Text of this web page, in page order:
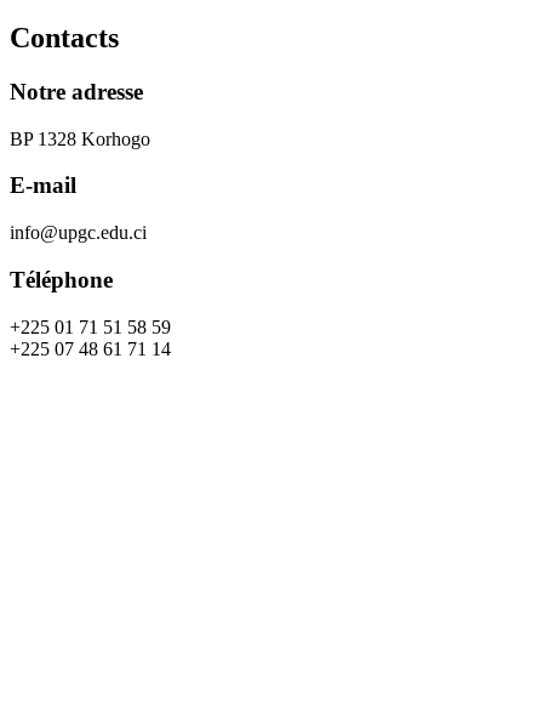
Contacts
Notre adresse
BP 1328 Korhogo
E-mail
info@upgc.edu.ci
Téléphone
+225 01 71 51 58 59
+225 07 48 61 71 14